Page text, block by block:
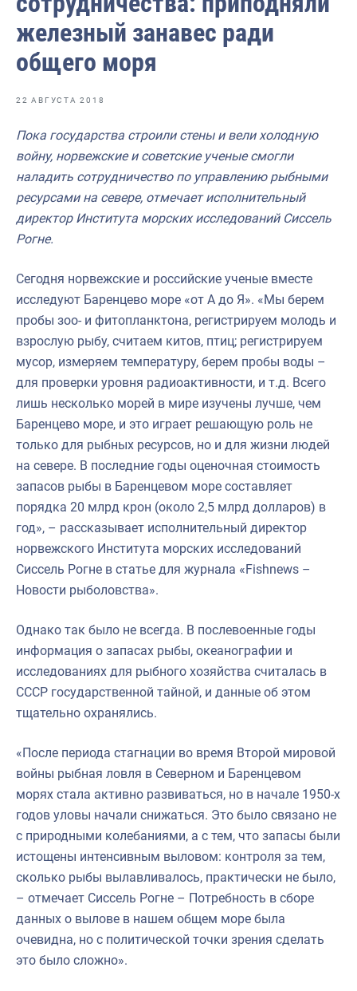
Отраслевые СМИ
Выставки и конференции
Научно-практическая литература
Рыбоохрана России
Отрасль в цифрах
Инфографика
Большая африканская экспедиция
Укрепление духовно-нравственных ценностей
железный занавес ради
общего моря
22 АВГУСТА 2018
Пока государства строили стены и вели холодную
войну, норвежские и советские ученые смогли
наладить сотрудничество по управлению рыбными
ресурсами на севере, отмечает исполнительный
директор Института морских исследований Сиссель
Рогне.
Сегодня норвежские и российские ученые вместе
исследуют Баренцево море «от А до Я». «Мы берем
пробы зоо- и фитопланктона, регистрируем молодь и
взрослую рыбу, считаем китов, птиц; регистрируем
мусор, измеряем температуру, берем пробы воды –
для проверки уровня радиоактивности, и т.д. Всего
лишь несколько морей в мире изучены лучше, чем
Баренцево море, и это играет решающую роль не
только для рыбных ресурсов, но и для жизни людей
на севере. В последние годы оценочная стоимость
запасов рыбы в Баренцевом море составляет
порядка 20 млрд крон (около 2,5 млрд долларов) в
год», – рассказывает исполнительный директор
норвежского Института морских исследований
Сиссель Рогне в статье для журнала «Fishnews –
Новости рыболовства».
Однако так было не всегда. В послевоенные годы
информация о запасах рыбы, океанографии и
исследованиях для рыбного хозяйства считалась в
СССР государственной тайной, и данные об этом
тщательно охранялись.
«После периода стагнации во время Второй мировой
войны рыбная ловля в Северном и Баренцевом
морях стала активно развиваться, но в начале 1950-х
годов уловы начали снижаться. Это было связано не
с природными колебаниями, а с тем, что запасы были
истощены интенсивным выловом: контроля за тем,
сколько рыбы вылавливалось, практически не было,
– отмечает Сиссель Рогне – Потребность в сборе
данных о вылове в нашем общем море была
очевидна, но с политической точки зрения сделать
это было сложно».